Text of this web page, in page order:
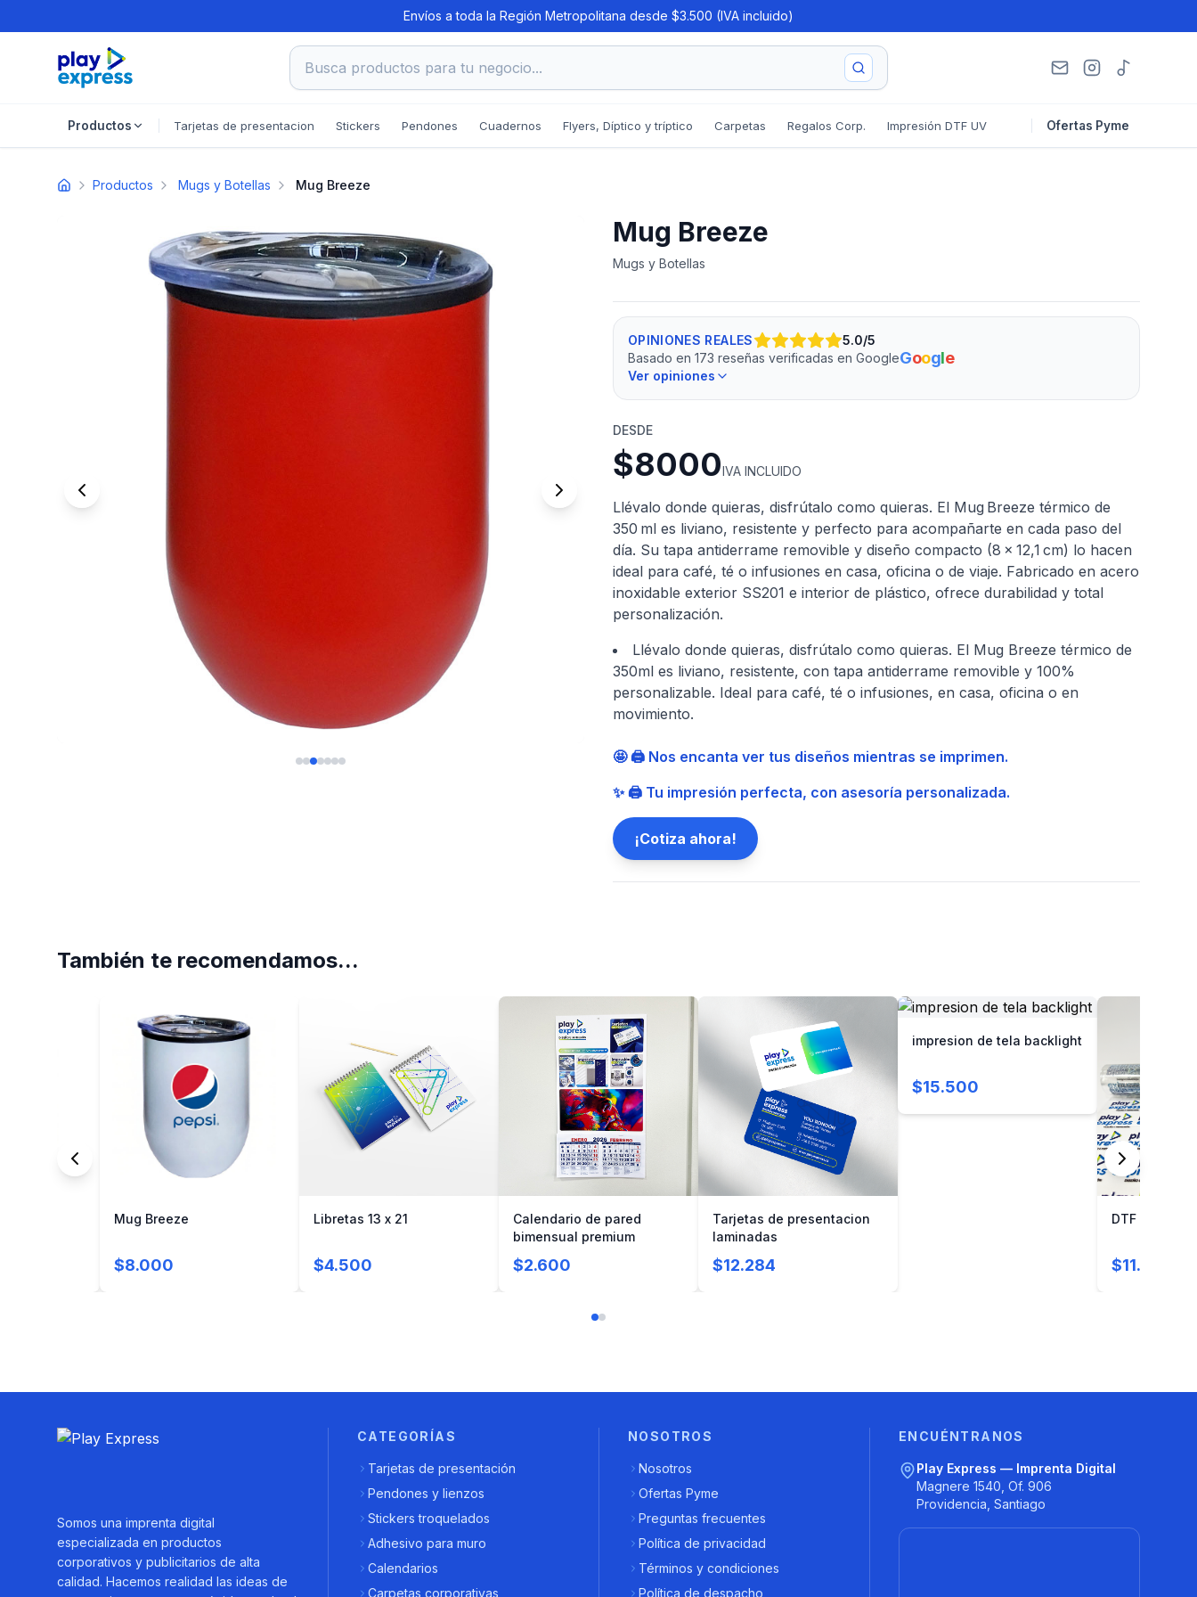
Envíos a toda la Región Metropolitana desde $3.500 (IVA incluido)
Busca productos para tu negocio...
Productos Tarjetas de presentacion Stickers Pendones Cuadernos Flyers, Díptico y tríptico Carpetas Regalos Corp. Impresión DTF UV Ofertas Pyme
Productos Mugs y Botellas Mug Breeze
Mug Breeze
Mugs y Botellas
OPINIONES REALES 5.0/5
Basado en 173 reseñas verificadas en GoogleGoogle
Ver opiniones
DESDE
$8000IVA INCLUIDO
Llévalo donde quieras, disfrútalo como quieras. El Mug Breeze térmico de
350 ml es liviano, resistente y perfecto para acompañarte en cada paso del
día. Su tapa antiderrame removible y diseño compacto (8 × 12,1 cm) lo hacen
ideal para café, té o infusiones en casa, oficina o de viaje. Fabricado en acero
inoxidable exterior SS201 e interior de plástico, ofrece durabilidad y total
personalización.
Llévalo donde quieras, disfrútalo como quieras. El Mug Breeze térmico de
350ml es liviano, resistente, con tapa antiderrame removible y 100%
personalizable. Ideal para café, té o infusiones, en casa, oficina o en
movimiento.
🤩 🖨️ Nos encanta ver tus diseños mientras se imprimen.
✨ 🖨️ Tu impresión perfecta, con asesoría personalizada.
¡Cotiza ahora!
También te recomendamos...
Mug Breeze
$8.000
Libretas 13 x 21
$4.500
Calendario de pared
bimensual premium
$2.600
Tarjetas de presentacion
laminadas
$12.284
impresion de tela backlight
$15.500
DTF UV
$11.000
Somos una imprenta digital
especializada en productos
corporativos y publicitarios de alta
calidad. Hacemos realidad las ideas de
CATEGORÍAS
Tarjetas de presentación
Pendones y lienzos
Stickers troquelados
Adhesivo para muro
Calendarios
Carpetas corporativas
NOSOTROS
Nosotros
Ofertas Pyme
Preguntas frecuentes
Política de privacidad
Términos y condiciones
Política de despacho
ENCUÉNTRANOS
Play Express — Imprenta Digital
Magnere 1540, Of. 906
Providencia, Santiago